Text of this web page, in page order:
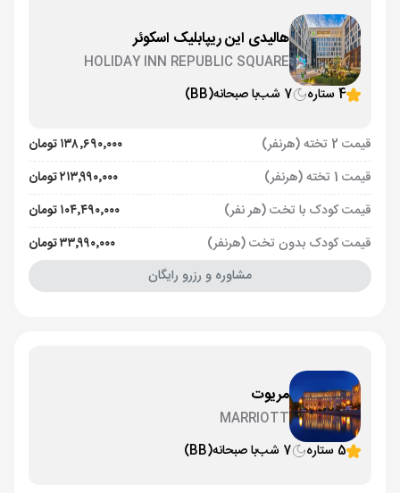
هالیدی این ریپابلیک اسکوئر
HOLIDAY INN REPUBLIC SQUARE
4 ستاره
7 شب با صبحانه(BB)
قیمت 2 تخته (هرنفر)
۱۳۸٬۶۹۰٬۰۰۰ تومان
قیمت 1 تخته (هرنفر)
۲۱۳٬۹۹۰٬۰۰۰ تومان
قیمت کودک با تخت (هر نفر)
۱۰۴٬۴۹۰٬۰۰۰ تومان
قیمت کودک بدون تخت (هرنفر)
۳۳٬۹۹۰٬۰۰۰ تومان
مشاوره و رزرو رایگان
مریوت
MARRIOTT
5 ستاره
7 شب با صبحانه(BB)